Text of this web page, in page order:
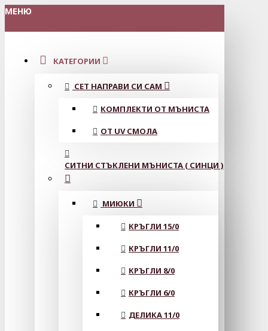
МЕНЮ
КАТЕГОРИИ
СЕТ НАПРАВИ СИ САМ
КОМПЛЕКТИ ОТ МЪНИСТА
ОТ UV СМОЛА
СИТНИ СТЪКЛЕНИ МЪНИСТА ( СИНЦИ )
МИЮКИ
КРЪГЛИ 15/0
КРЪГЛИ 11/0
КРЪГЛИ 8/0
КРЪГЛИ 6/0
ДЕЛИКА 11/0